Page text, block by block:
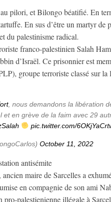
pilori, et Bilongo béatifié. En
En sus d’être un martyr de
du palestinisme radical.
franco-palestinien Salah
d’Israël. Ce prisonnier est
groupe terroriste classé sur
, nous demandons la libération
et en grève de la faim avec 29
pic.twitter.com/
October 11, 2022
antisémite
maire de Sarcelles a
en compagnie de son ami
palestienienne illégale à